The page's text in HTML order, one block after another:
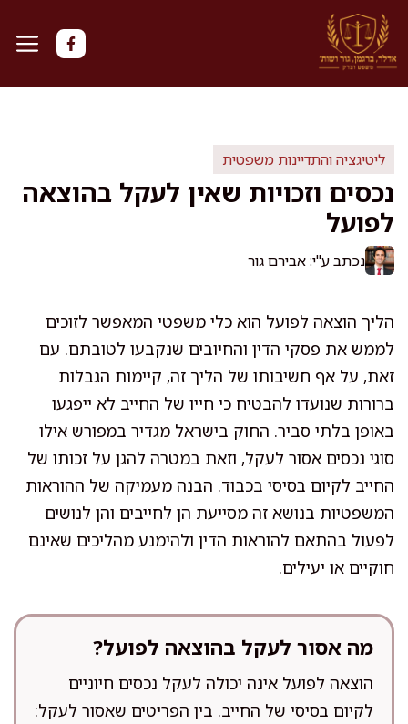
לדלג
לתוכן
ליטיגציה והתדיינות משפטית
נכסים וזכויות שאין לעקל בהוצאה
לפועל
נכתב ע"י: אבירם גור
הליך הוצאה לפועל הוא כלי משפטי המאפשר לזוכים
לממש את פסקי הדין והחיובים שנקבעו לטובתם. עם
זאת, על אף חשיבותו של הליך זה, קיימות הגבלות
ברורות שנועדו להבטיח כי חייו של החייב לא ייפגעו
באופן בלתי סביר. החוק בישראל מגדיר במפורש אילו
סוגי נכסים אסור לעקל, וזאת במטרה להגן על זכותו של
החייב לקיום בסיסי בכבוד. הבנה מעמיקה של ההוראות
המשפטיות בנושא זה מסייעת הן לחייבים והן לנושים
לפעול בהתאם להוראות הדין ולהימנע מהליכים שאינם
חוקיים או יעילים.
מה אסור לעקל בהוצאה לפועל?
הוצאה לפועל אינה יכולה לעקל נכסים חיוניים
לקיום בסיסי של החייב. בין הפריטים שאסור לעקל: